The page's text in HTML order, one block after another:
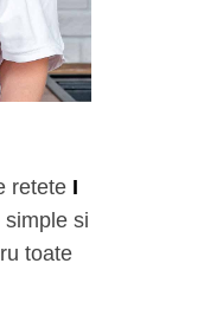
retete I
simple si
toate